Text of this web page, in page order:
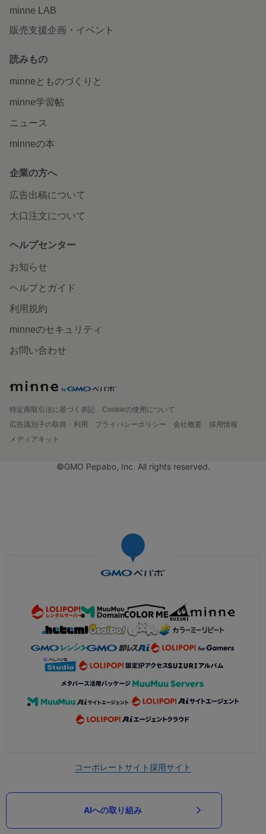
minne LAB
販売支援企画・イベント
読みもの
minneとものづくりと
minne学習帖
ニュース
minneの本
企業の方へ
広告出稿について
大口注文について
ヘルプセンター
お知らせ
ヘルプとガイド
利用規約
minneのセキュリティ
お問い合わせ
特定商取引法に基づく表記
Cookieの使用について
広告識別子の取得・利用
プライバシーポリシー 会社概要
採用情報
メディアキット
©GMO Pepabo, Inc. All rights reserved.
コーポレートサイト採用サイト
AIへの取り組み